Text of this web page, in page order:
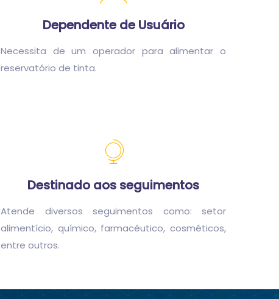
Dependente de Usuário
Necessita de um operador para alimentar o
reservatório de tinta.
Destinado aos seguimentos
Atende diversos seguimentos como: setor
alimentício, químico, farmacêutico, cosméticos,
entre outros.